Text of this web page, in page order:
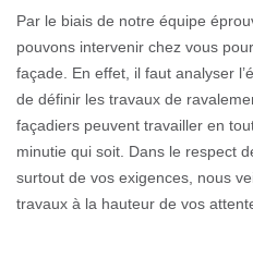
Par le biais de notre équipe
pouvons intervenir chez vous
façade. En effet, il faut analyser
de définir les travaux de
façadiers peuvent travailler en
minutie qui soit. Dans le respect
surtout de vos exigences, nous
travaux à la hauteur de vos